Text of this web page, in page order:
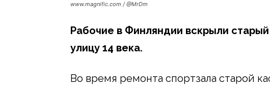
www.magnific.com / @MrDm
Рабочие в Финляндии вскрыли
улицу 14 века.
Во время ремонта спортзала старой